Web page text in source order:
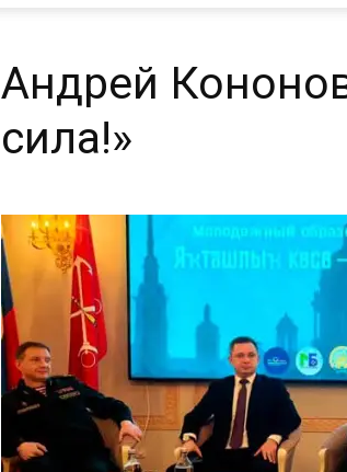
Андрей
сила!»